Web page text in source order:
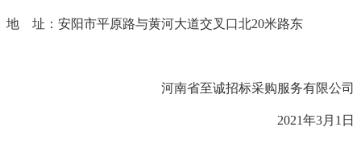
地 址：安阳市平原路与黄河大道交叉口北20米路东
河南省至诚招标采购服务有限公司
2021年3月 1 日